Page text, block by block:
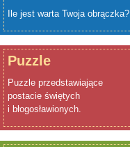
Ile jest warta Twoja obrączka?
Puzzle
Puzzle przedstawiające
postacie świętych
i błogosławionych.